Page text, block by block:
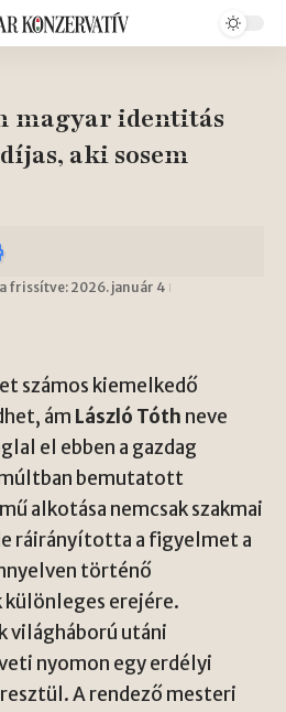
magyar identitás
aki sosem
frissítve: 2026. január 4
számos kiemelkedő
ám László Tóth neve
el ebben a gazdag
bemutatott
alkotása nemcsak szakmai
ráirányította a figyelmet a
történő
erejére.
világháború utáni
nyomon egy erdélyi
A rendező mesteri